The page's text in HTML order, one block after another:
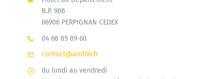
B.P. 906
66906 PERPIGNAN CEDEX
04 68 85 89 60
contact@amf66.fr
du lundi au vendredi